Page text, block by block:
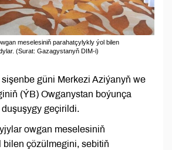
meselesiniň parahatçylykly ýol bilen
(Surat: Gazagystanyň DIM-i)
güni Merkezi Aziýanyň we
(ÝB) Owganystan boýunça
geçirildi.
owgan meselesiniň
bilen çözülmegini, sebitiň